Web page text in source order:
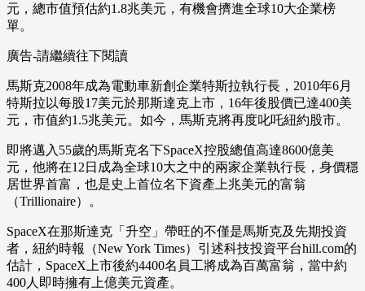
元，總市值預估約1.8兆美元，有機會擠進全球10大企業榜
單。
廣告-請繼續往下閱讀
馬斯克2008年成為電動車新創企業特斯拉執行長，2010年6月
特斯拉以每股17美元於那斯達克上市，16年後股價已達400美
元，市值約1.5兆美元。如今，馬斯克將再度叱吒紐約股市。
即將邁入55歲的馬斯克名下SpaceX控股總值高達8600億美
元，他將在12日成為全球10大之中的兩家企業執行長，身價穩
居世界首富，也是史上首位名下資產上兆美元的富翁
（Trillionaire）。
SpaceX在那斯達克「升空」帶旺的不僅是馬斯克及先期投資
者，紐約時報（New York Times）引述科技投資平台hill.com的
估計，SpaceX上市後約4400名員工將成為百萬富翁，當中約
400人即時擁有上億美元資產。